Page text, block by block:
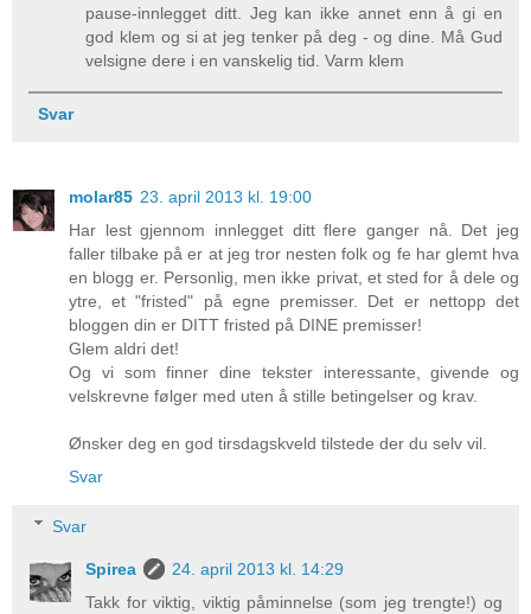
pause-innlegget ditt. Jeg kan ikke annet enn å gi en
god klem og si at jeg tenker på deg - og dine. Må Gud
velsigne dere i en vanskelig tid. Varm klem
Svar
molar85 23. april 2013 kl. 19:00
Har lest gjennom innlegget ditt flere ganger nå. Det jeg
faller tilbake på er at jeg tror nesten folk og fe har glemt hva
en blogg er. Personlig, men ikke privat, et sted for å dele og
ytre, et "fristed" på egne premisser. Det er nettopp det
bloggen din er DITT fristed på DINE premisser!
Glem aldri det!
Og vi som finner dine tekster interessante, givende og
velskrevne følger med uten å stille betingelser og krav.
Ønsker deg en god tirsdagskveld tilstede der du selv vil.
Svar
Svar
Spirea
24. april 2013 kl. 14:29
Takk for viktig, viktig påminnelse (som jeg trengte!) og